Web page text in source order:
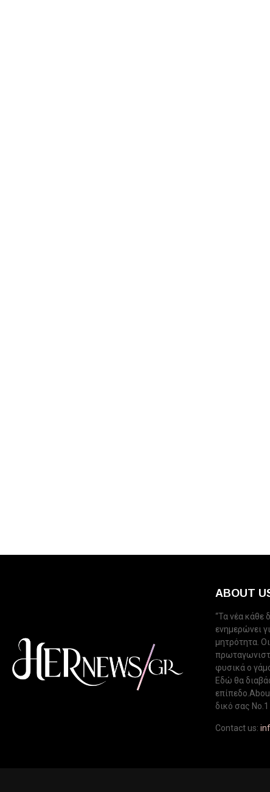
ABOUT
“Τα νέα κάθε
ενημερώνει
μητρότητα.
φυσικά ο
Εδώ θα
δικό σας Νo.1
Contact us: